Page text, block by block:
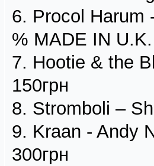
6. Procol Harum
% MADE IN
7. Hootie & the
150грн
8. Stromboli ‎–
9. Kraan - Andy
300грн